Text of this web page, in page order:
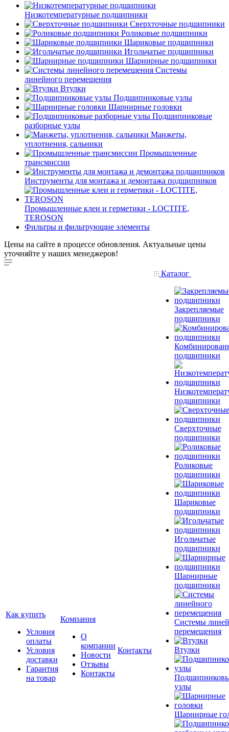
Низкотемпературные подшипники
Сверхточные подшипники
Роликовые подшипники
Шариковые подшипники
Игольчатые подшипники
Шарнирные подшипники
Системы
линейного перемещения
Втулки
Подшипниковые узлы
Шарнирные головки
Подшипниковые
разборные узлы
Манжеты,
уплотнения, сальники
Промышленные
трансмиссии
Инструменты для монтажа и демонтажа подшипников
Промышленные клеи и герметики - LOCTITE,
TEROSON
Фильтры и фильтрующие элементы
Цены на сайте в процессе обновления. Актуальные цены
уточняйте у наших менеджеров!
Как купить
Условия
оплаты
Условия
доставки
Гарантия
на товар
Компания
О
компании
Новости
Отзывы
Контакты
Контакты
Каталог
Закрепляемые
подшипники
подшипники
подшипники
Сверхточные
подшипники
Роликовые
подшипники
Шариковые
подшипники
Игольчатые
подшипники
Шарнирные
подшипники
Системы
перемещения
Втулки
узлы
Шарнирные